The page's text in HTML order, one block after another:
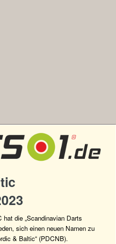
die „Scandinavian Darts
sich einen neuen Namen zu
& Baltic“ (PDCNB).